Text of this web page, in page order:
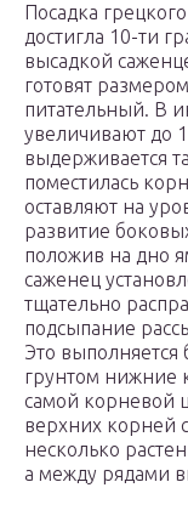
Посадка
достигла 10-ти
высадкой
готовят
питательный. В
увеличивают до
выдерживается
поместилась
оставляют на
развитие
положив на дно
саженец
тщательно
подсыпание
Это
грунтом нижние
самой корневой
верхних корней
несколько
а между рядами